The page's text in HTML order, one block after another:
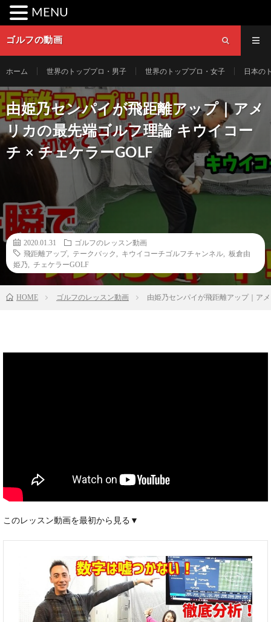
ゴルフの動画
ホーム 世界のトッププロ・男子 世界のトッププロ・女子 日本の
由姫乃センパイが飛距離アップ｜アメ
リカの最先端ゴルフ理論 キウイコー
チ × チェケラーGOLF
2020.01.31
ゴルフのレッスン動画
飛距離アップ, テークバック キウイコーチゴルフチャンネル
板倉由
姫乃
チェケラーGOLF
HOME ゴルフのレッスン動画 由姫乃センパイが飛距離アップ｜ア
このレッスン動画を最初から見る▼
MENU